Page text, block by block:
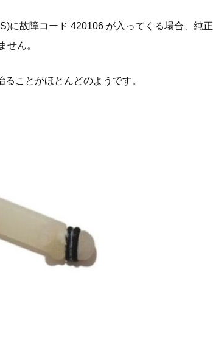
に故障コード 420106 が入ってくる場合、純正
せん。
ことがほとんどのようです。